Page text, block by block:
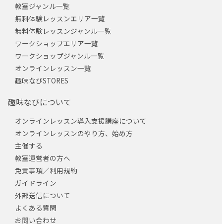
教室ジャンル一覧
無料体験レッスンエリア一覧
無料体験レッスンジャンル一覧
ワークショップエリア一覧
ワークショップジャンル一覧
オンラインレッスン一覧
趣味なびSTORES
趣味なびについて
オンラインレッスン導入支援講座について
オンラインレッスンのやり方、始め方
主催する
教室運営者の方へ
免責事項／利用規約
ガイドライン
外部送信について
よくある質問
お問い合わせ